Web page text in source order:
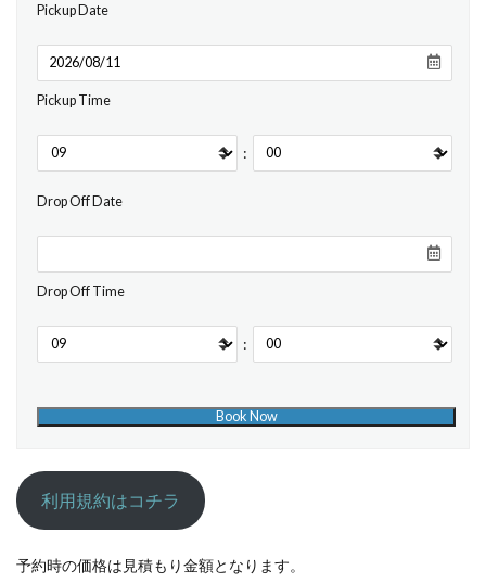
Pickup Date
Pickup Time
:
Drop Off Date
Drop Off Time
:
利用規約はコチラ
予約時の価格は見積もり金額となります。